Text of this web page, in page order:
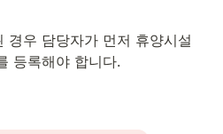
경우 담당자가 먼저 휴양시설
등록해야 합니다.